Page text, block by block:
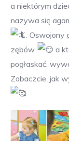
a niektórym
nazywa się
.
zębów,
a
pogłaskać,
Zobaczcie, jak